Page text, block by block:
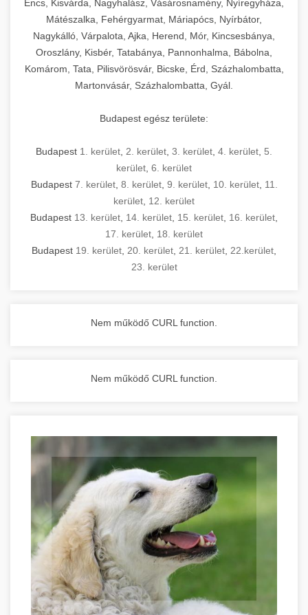
Encs, Kisvárda, Nagyhalász, Vásárosnamény, Nyíregyháza,
Mátészalka, Fehérgyarmat, Máriapócs, Nyírbátor,
Nagykálló, Várpalota, Ajka, Herend, Mór, Kincsesbánya,
Oroszlány, Kisbér, Tatabánya, Pannonhalma, Bábolna,
Komárom, Tata, Pilisvörösvár, Bicske, Érd, Százhalombatta,
Martonvásár, Százhalombatta, Gyál.
Budapest egész területe:
Budapest 1. kerület 2. kerület 3. kerület 4. kerület 5.
kerület 6. kerület
Budapest 7. kerület, 8. kerület, 9. kerület, 10. kerület, 11.
kerület 12. kerület
Budapest 13. kerület 14. kerület 15. kerület 16. kerület
17. kerület 18. kerület
Budapest 19. kerület 20. kerület 21. kerület 22.kerület
23. kerület
Nem működő CURL function.
Nem működő CURL function.